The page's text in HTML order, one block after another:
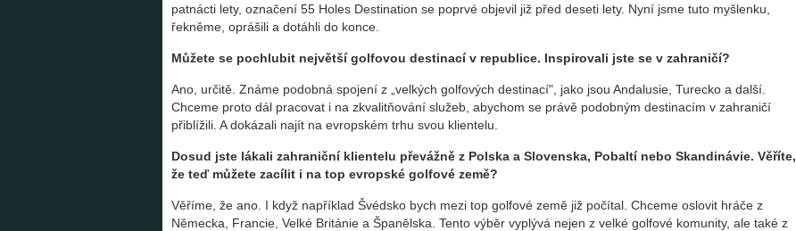
patnácti lety, označení 55 Holes Destination se poprvé objevil již před deseti lety. Nyní jsme tuto myšlenku,
řekněme, oprášili a dotáhli do konce.
Můžete se pochlubit největší golfovou destinací v republice. Inspirovali jste se v zahraničí?
Ano, určitě. Známe podobná spojení z „velkých golfových destinací", jako jsou Andalusie, Turecko a další.
Chceme proto dál pracovat i na zkvalitňování služeb, abychom se právě podobným destinacím v zahraničí
přiblížili. A dokázali najít na evropském trhu svou klientelu.
Dosud jste lákali zahraniční klientelu převážně z Polska a Slovenska, Pobaltí nebo Skandinávie. Věříte,
že teď můžete zacílit i na top evropské golfové země?
Věříme, že ano. I když například Švédsko bych mezi top golfové země již počítal. Chceme oslovit hráče z
Německa, Francie, Velké Británie a Španělska. Tento výběr vyplývá nejen z velké golfové komunity, ale také z